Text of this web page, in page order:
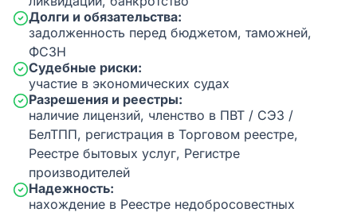
Долги и обязательства:
задолженность перед бюджетом, таможней,
ФСЗН
Судебные риски:
участие в экономических судах
Разрешения и реестры:
наличие лицензий, членство в ПВТ / СЭЗ /
БелТПП, регистрация в Торговом реестре,
Реестре бытовых услуг, Регистре
производителей
Надежность:
нахождение в Реестре недобросовестных